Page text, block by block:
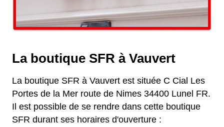
La boutique SFR à Vauvert
La boutique SFR à Vauvert est située C Cial Les
Portes de la Mer route de Nimes 34400 Lunel FR.
Il est possible de se rendre dans cette boutique
SFR durant ses horaires d'ouverture :